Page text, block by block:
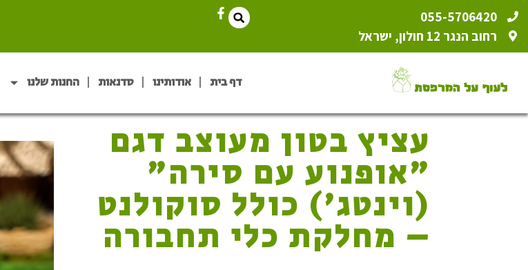
055-5706420
רחוב הנגר 12 חולון, ישראל
דף בית אודותינו סדנאות החנות שלנו
עציץ בטון מעוצב דגם
"אופנוע עם סירה"
(וינטג') כולל סוקולנט
– מחלקת כלי תחבורה